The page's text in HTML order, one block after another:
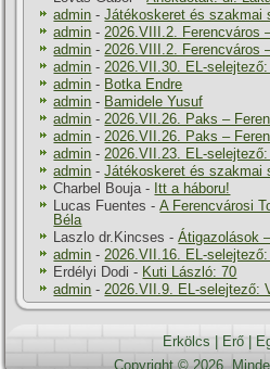
admin -Játékoskeret és szakmai
admin -2026.VIII.2. Ferencváros
admin -2026.VIII.2. Ferencváros
admin -2026.VII.30. EL-
admin - Botka Endre
admin - Bamidele Yusuf
admin -2026.VII.26. Paks –
admin -2026.VII.26. Paks –
admin -2026.VII.23. EL-
admin -Játékoskeret és szakmai
Charbel Bouja- Itt a háboru!
Lucas Fuentes -A Ferencvárosi
Béla
Laszlo dr.Kincses -Átigazolások
admin -2026.VII.16. EL-
Erdélyi Dodi - Kuti László: 70
admin -2026.VII.9. EL-selejtező:
Erkölcs Erő|
Copyright © 2026.